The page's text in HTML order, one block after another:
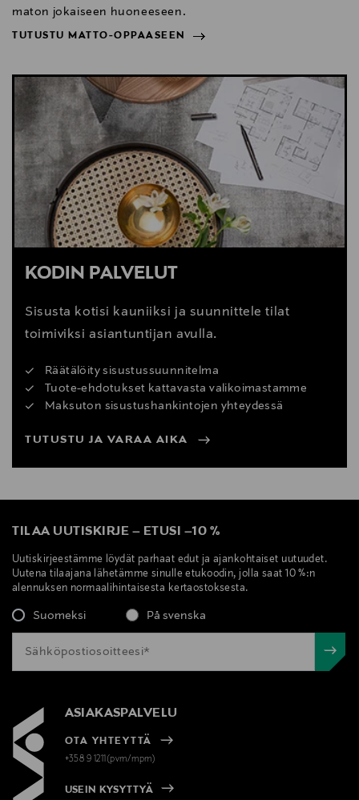
maton jokaiseen huoneeseen.
TUTUSTU MATTO-OPPAASEEN
TUTUSTU MATTO-OPPAASEEN
KODIN PALVELUT
Sisusta kotisi kauniiksi ja suunnittele tilat
toimiviksi asiantuntijan avulla.
Räätälöity sisustussuunnitelma
Tuote-ehdotukset kattavasta valikoimastamme
Maksuton sisustushankintojen yhteydessä
TUTUSTU JA VARAA AIKA
TILAA UUTISKIRJE – ETUSI –10 %
Uutiskirjeestämme löydät parhaat edut ja ajankohtaiset uutuudet.
Uutena tilaajana lähetämme sinulle etukoodin, jolla saat 10 %:n
alennuksen normaalihintaisesta kertaostoksesta.
Suomeksi På svenska
ASIAKASPALVELU
OTA YHTEYTTÄ
+358 9 1211(pvm/mpm)
USEIN KYSYTTYÄ